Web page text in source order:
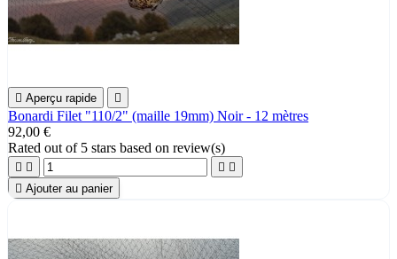
 Aperçu rapide 
Bonardi Filet "110/2" (maille 19mm) Noir - 12 mètres
92,00 €
Rated out of 5 stars based on review(s)
   
 Ajouter au panier